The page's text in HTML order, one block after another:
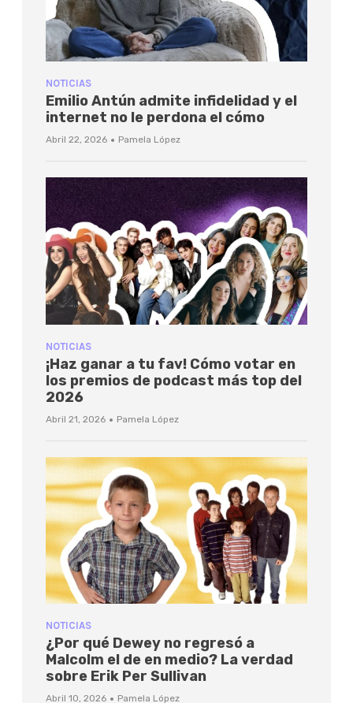
NOTICIAS
Emilio Antún admite infidelidad y el
internet no le perdona el cómo
Abril 22, 2026 · Pamela López
NOTICIAS
¡Haz ganar a tu fav! Cómo votar en
los premios de podcast más top del
2026
Abril 21, 2026 · Pamela López
NOTICIAS
¿Por qué Dewey no regresó a
Malcolm el de en medio? La verdad
sobre Erik Per Sullivan
Abril 10, 2026 · Pamela López